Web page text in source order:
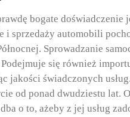
USA
bogate doświadczenie
i sprzedaży automobili
Sprowadzanie
się również
jakości świadczonych
od ponad dwudziestu lat.
o to, ażeby z jej usług